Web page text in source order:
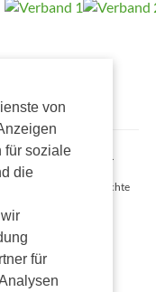
von
für soziale
die
für
und ggf.
beschrieben.
GmbH. Alle Rechte